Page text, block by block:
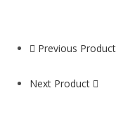
Previous Product
Next Product